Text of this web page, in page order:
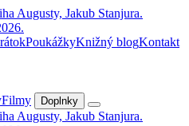
PoukážkyKnižný blogKontakt
Filmy Doplnky